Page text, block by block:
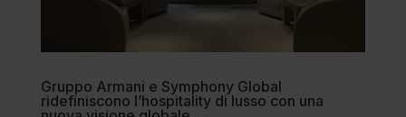
Gruppo Armani e Symphony Global
ridefiniscono l’hospitality di lusso con una